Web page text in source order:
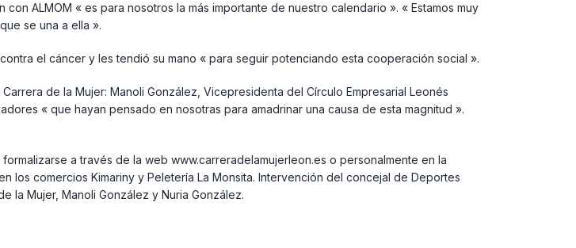
ALMOM « es para nosotros la más importante de nuestro calendario ». « Estamos muy
se una a ella ».
el cáncer y les tendió su mano « para seguir potenciando esta cooperación social ».
de la Mujer: Manoli González, Vicepresidenta del Círculo Empresarial Leonés
« que hayan pensado en nosotras para amadrinar una causa de esta magnitud ».
a través de la web www.carreradelamujerleon.es o personalmente en la
los comercios Kimariny y Peletería La Monsita. Intervención del concejal de Deportes
la Mujer, Manoli González y Nuria González.